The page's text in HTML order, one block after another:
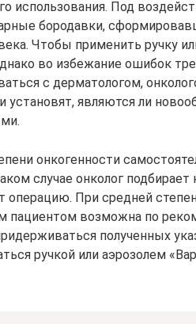
использования. Под
бородавки,
Чтобы применить ручку
во избежание ошибок
с дерматологом,
установят, являются ли
онкогенности
случае онколог
операцию. При средней
пациентом возможна по
полученных
ручкой или аэрозолем